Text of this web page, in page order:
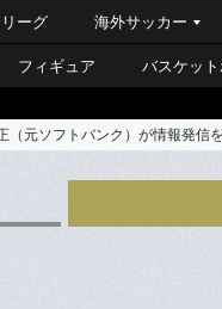
ーグ 海外サッカー
フィギュア バスケッ
元ソフトバンク）が情報発信